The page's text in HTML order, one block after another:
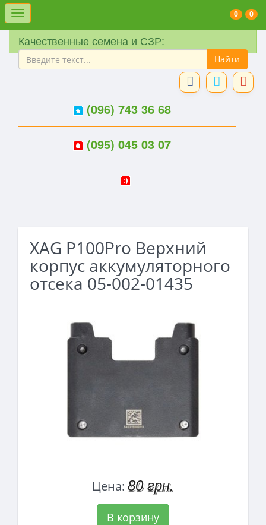
Меню 0
0
Качественные семена и СЗР:
(096) 743 36 68
(095) 045 03 07
XAG P100Pro Верхний
корпус аккумуляторного
отсека 05-002-01435
Цена: 80 грн.
В корзину